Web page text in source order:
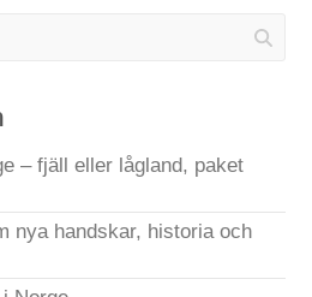
– fjäll eller lågland, paket
nya handskar, historia och